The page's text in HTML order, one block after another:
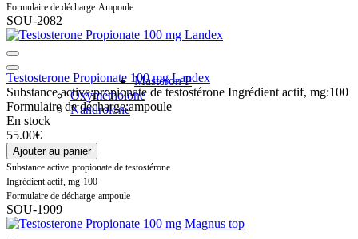
Masteron P
Oxymétholone
Nandrolone
Formulaire de décharge Ampoule
SOU-2082
Testosterone Propionate 100 mg Landex
Substance active:propionate de testostérone Ingrédient actif, mg:100
Formulaire de décharge:ampoule
En stock
55.00€
Ajouter au panier
Substance active propionate de testostérone
Ingrédient actif, mg 100
Formulaire de décharge ampoule
SOU-1909